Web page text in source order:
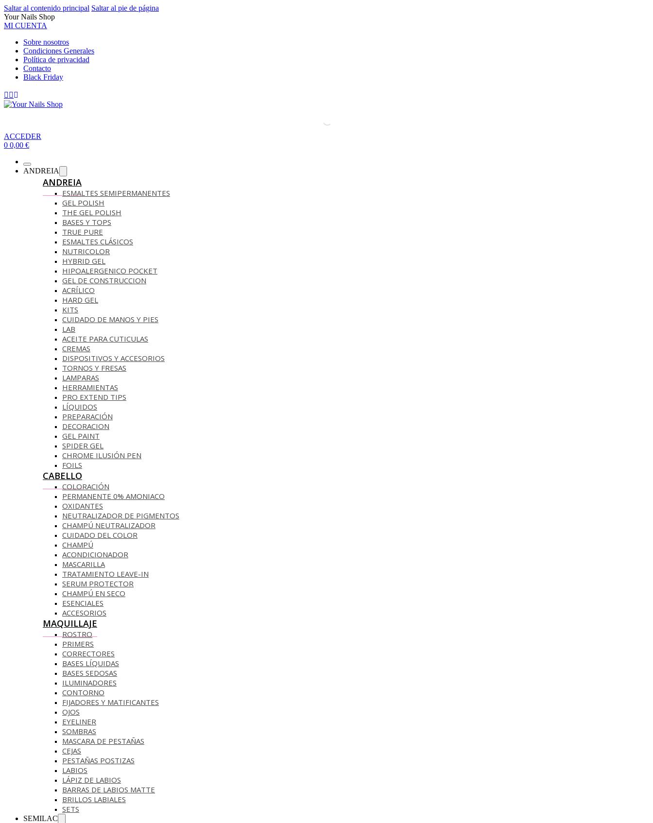
Saltar al contenido principal Saltar al pie de página
Your Nails Shop
MI CUENTA
Sobre nosotros
Condiciones Generales
Política de privacidad
Contacto
Black Friday
ACCEDER
0 0,00 €
ANDREIA
ANDREIA
ESMALTES SEMIPERMANENTES
GEL POLISH
THE GEL POLISH
BASES Y‎ TOPS
TRUE PURE
ESMALTES CLÁSICOS
NUTRICOLOR
HYBRID GEL
HIPOALERGENICO POCKET
GEL DE CONSTRUCCION
ACRÍLICO
HARD GEL
KITS
CUIDADO DE MANOS Y PIES
LAB
ACEITE PARA CUTICULAS
CREMAS
DISPOSITIVOS Y ACCESORIOS
TORNOS Y FRESAS
LAMPARAS
HERRAMIENTAS
PRO EXTEND TIPS
LÍQUIDOS
PREPARACIÓN
DECORACION
GEL PAINT
SPIDER GEL
CHROME ILUSIÓN PEN
FOILS
CABELLO
COLORACIÓN
PERMANENTE 0% AMONIACO
OXIDANTES
NEUTRALIZADOR DE PIGMENTOS
CHAMPÚ NEUTRALIZADOR
CUIDADO DEL COLOR
CHAMPÚ
ACONDICIONADOR
MASCARILLA
TRATAMIENTO LEAVE-IN
SERUM PROTECTOR
CHAMPÚ EN SECO
ESENCIALES
ACCESORIOS
MAQUILLAJE
ROSTRO
PRIMERS
CORRECTORES
BASES LÍQUIDAS
BASES SEDOSAS
ILUMINADORES
CONTORNO
FIJADORES Y MATIFICANTES
OJOS
EYELINER
SOMBRAS
MASCARA DE PESTAÑAS
CEJAS
PESTAÑAS POSTIZAS
LABIOS
LÁPIZ DE LABIOS
BARRAS DE LABIOS MATTE
BRILLOS LABIALES
SETS
SEMILAC